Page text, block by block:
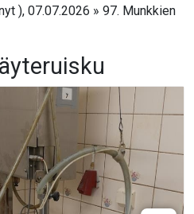
), 07.07.2026 » 97. Munkkien